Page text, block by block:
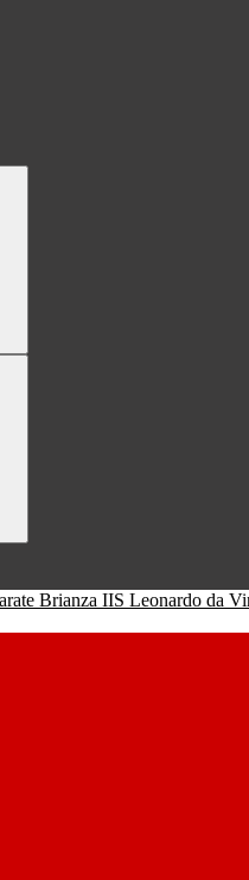
IIS Leonardo da